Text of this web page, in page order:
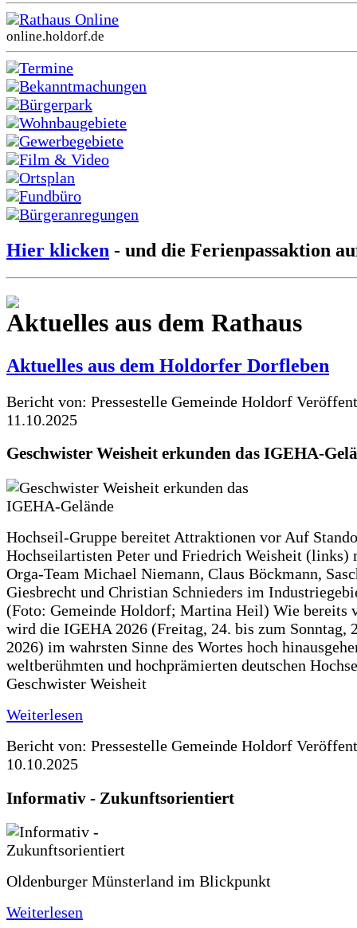
Rathaus Online
online.holdorf.de
Termine
Bekanntmachungen
Bürgerpark
Wohnbaugebiete
Gewerbegebiete
Film & Video
Ortsplan
Fundbüro
Bürgeranregungen
Hier klicken - und die Ferienpassaktion
Aktuelles aus dem Rathaus
Aktuelles aus dem Holdorfer Dorfleben
Bericht von: Pressestelle Gemeinde Holdorf
11.10.2025
Geschwister Weisheit erkunden das IGEHA-
Hochseil-Gruppe bereitet Attraktionen vor Auf
Hochseilartisten Peter und Friedrich Weisheit (links)
Orga-Team Michael Niemann, Claus Böckmann,
Giesbrecht und Christian Schnieders im
(Foto: Gemeinde Holdorf; Martina Heil) Wie bereits
wird die IGEHA 2026 (Freitag, 24. bis zum Sonntag,
2026) im wahrsten Sinne des Wortes hoch
weltberühmten und hochprämierten deutschen
Geschwister Weisheit
Weiterlesen
Bericht von: Pressestelle Gemeinde Holdorf
10.10.2025
Informativ - Zukunftsorientiert
Oldenburger Münsterland im Blickpunkt
Weiterlesen